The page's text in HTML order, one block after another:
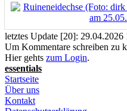
letztes Update [20]: 29.04.2026
Um Kommentare schreiben zu
Hier gehts zum Login.
essentials
Startseite
Über uns
Kontakt